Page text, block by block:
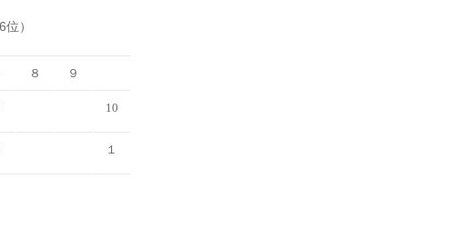
）
８ ９
10
１